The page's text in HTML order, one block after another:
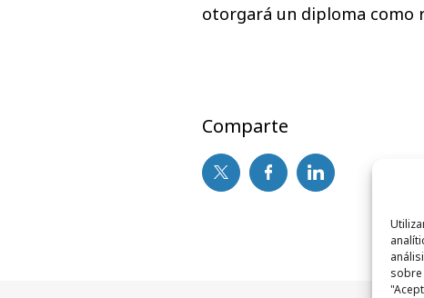
sobre
otorgará un diploma como
Comparte